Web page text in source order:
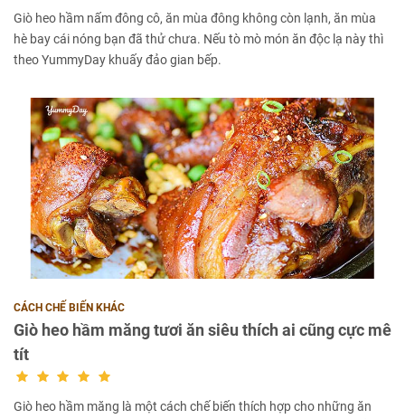
Giò heo hầm nấm đông cô, ăn mùa đông không còn lạnh, ăn mùa
hè bay cái nóng bạn đã thử chưa. Nếu tò mò món ăn độc lạ này thì
theo YummyDay khuấy đảo gian bếp.
CÁCH CHẾ BIẾN KHÁC
Giò heo hầm măng tươi ăn siêu thích ai cũng cực mê
tít
Giò heo hầm măng là một cách chế biến thích hợp cho những ăn